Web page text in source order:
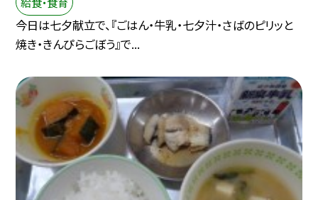
今日は七夕献立で、『ごはん・牛乳・七夕汁・さばのピリッと
焼き・きんぴらごぼう』で...